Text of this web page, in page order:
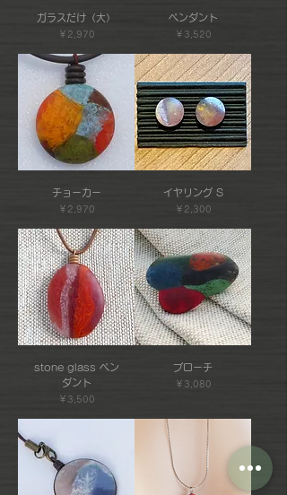
ガラスだけ（大）
価格
￥2,970
ペンダント
価格
￥3,520
チョーカー
価格
￥2,970
イヤリング S
価格
￥2,300
stone glass ペン
ダント
価格
￥3,500
ブローチ
価格
￥3,080